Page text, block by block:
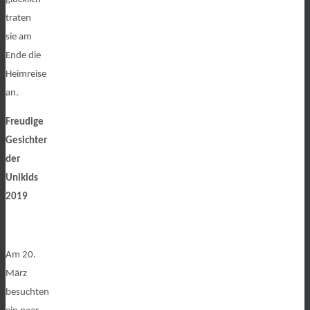
traten
sie am
Ende die
Heimreise
an.
Freudige
Gesichter
der
Unikids
2019
Am 20.
März
besuchten